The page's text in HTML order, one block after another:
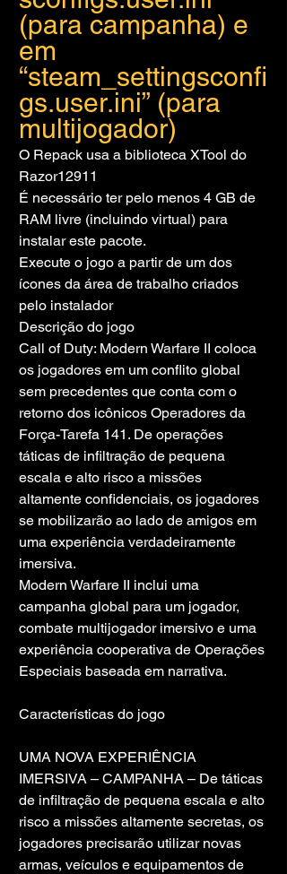
(para campanha) e
em
“steam_settingsconfi
gs.user.ini” (para
multijogador)
O Repack usa a biblioteca XTool do
Razor12911
É necessário ter pelo menos 4 GB de
RAM livre (incluindo virtual) para
instalar este pacote.
Execute o jogo a partir de um dos
ícones da área de trabalho criados
pelo instalador
Descrição do jogo
Call of Duty: Modern Warfare II coloca
os jogadores em um conflito global
sem precedentes que conta com o
retorno dos icônicos Operadores da
Força-Tarefa 141. De operações
táticas de infiltração de pequena
escala e alto risco a missões
altamente confidenciais, os jogadores
se mobilizarão ao lado de amigos em
uma experiência verdadeiramente
imersiva.
Modern Warfare II inclui uma
campanha global para um jogador,
combate multijogador imersivo e uma
experiência cooperativa de Operações
Especiais baseada em narrativa.
Características do jogo
UMA NOVA EXPERIÊNCIA
IMERSIVA – CAMPANHA – De táticas
de infiltração de pequena escala e alto
risco a missões altamente secretas, os
jogadores precisarão utilizar novas
armas, veículos e equipamentos de